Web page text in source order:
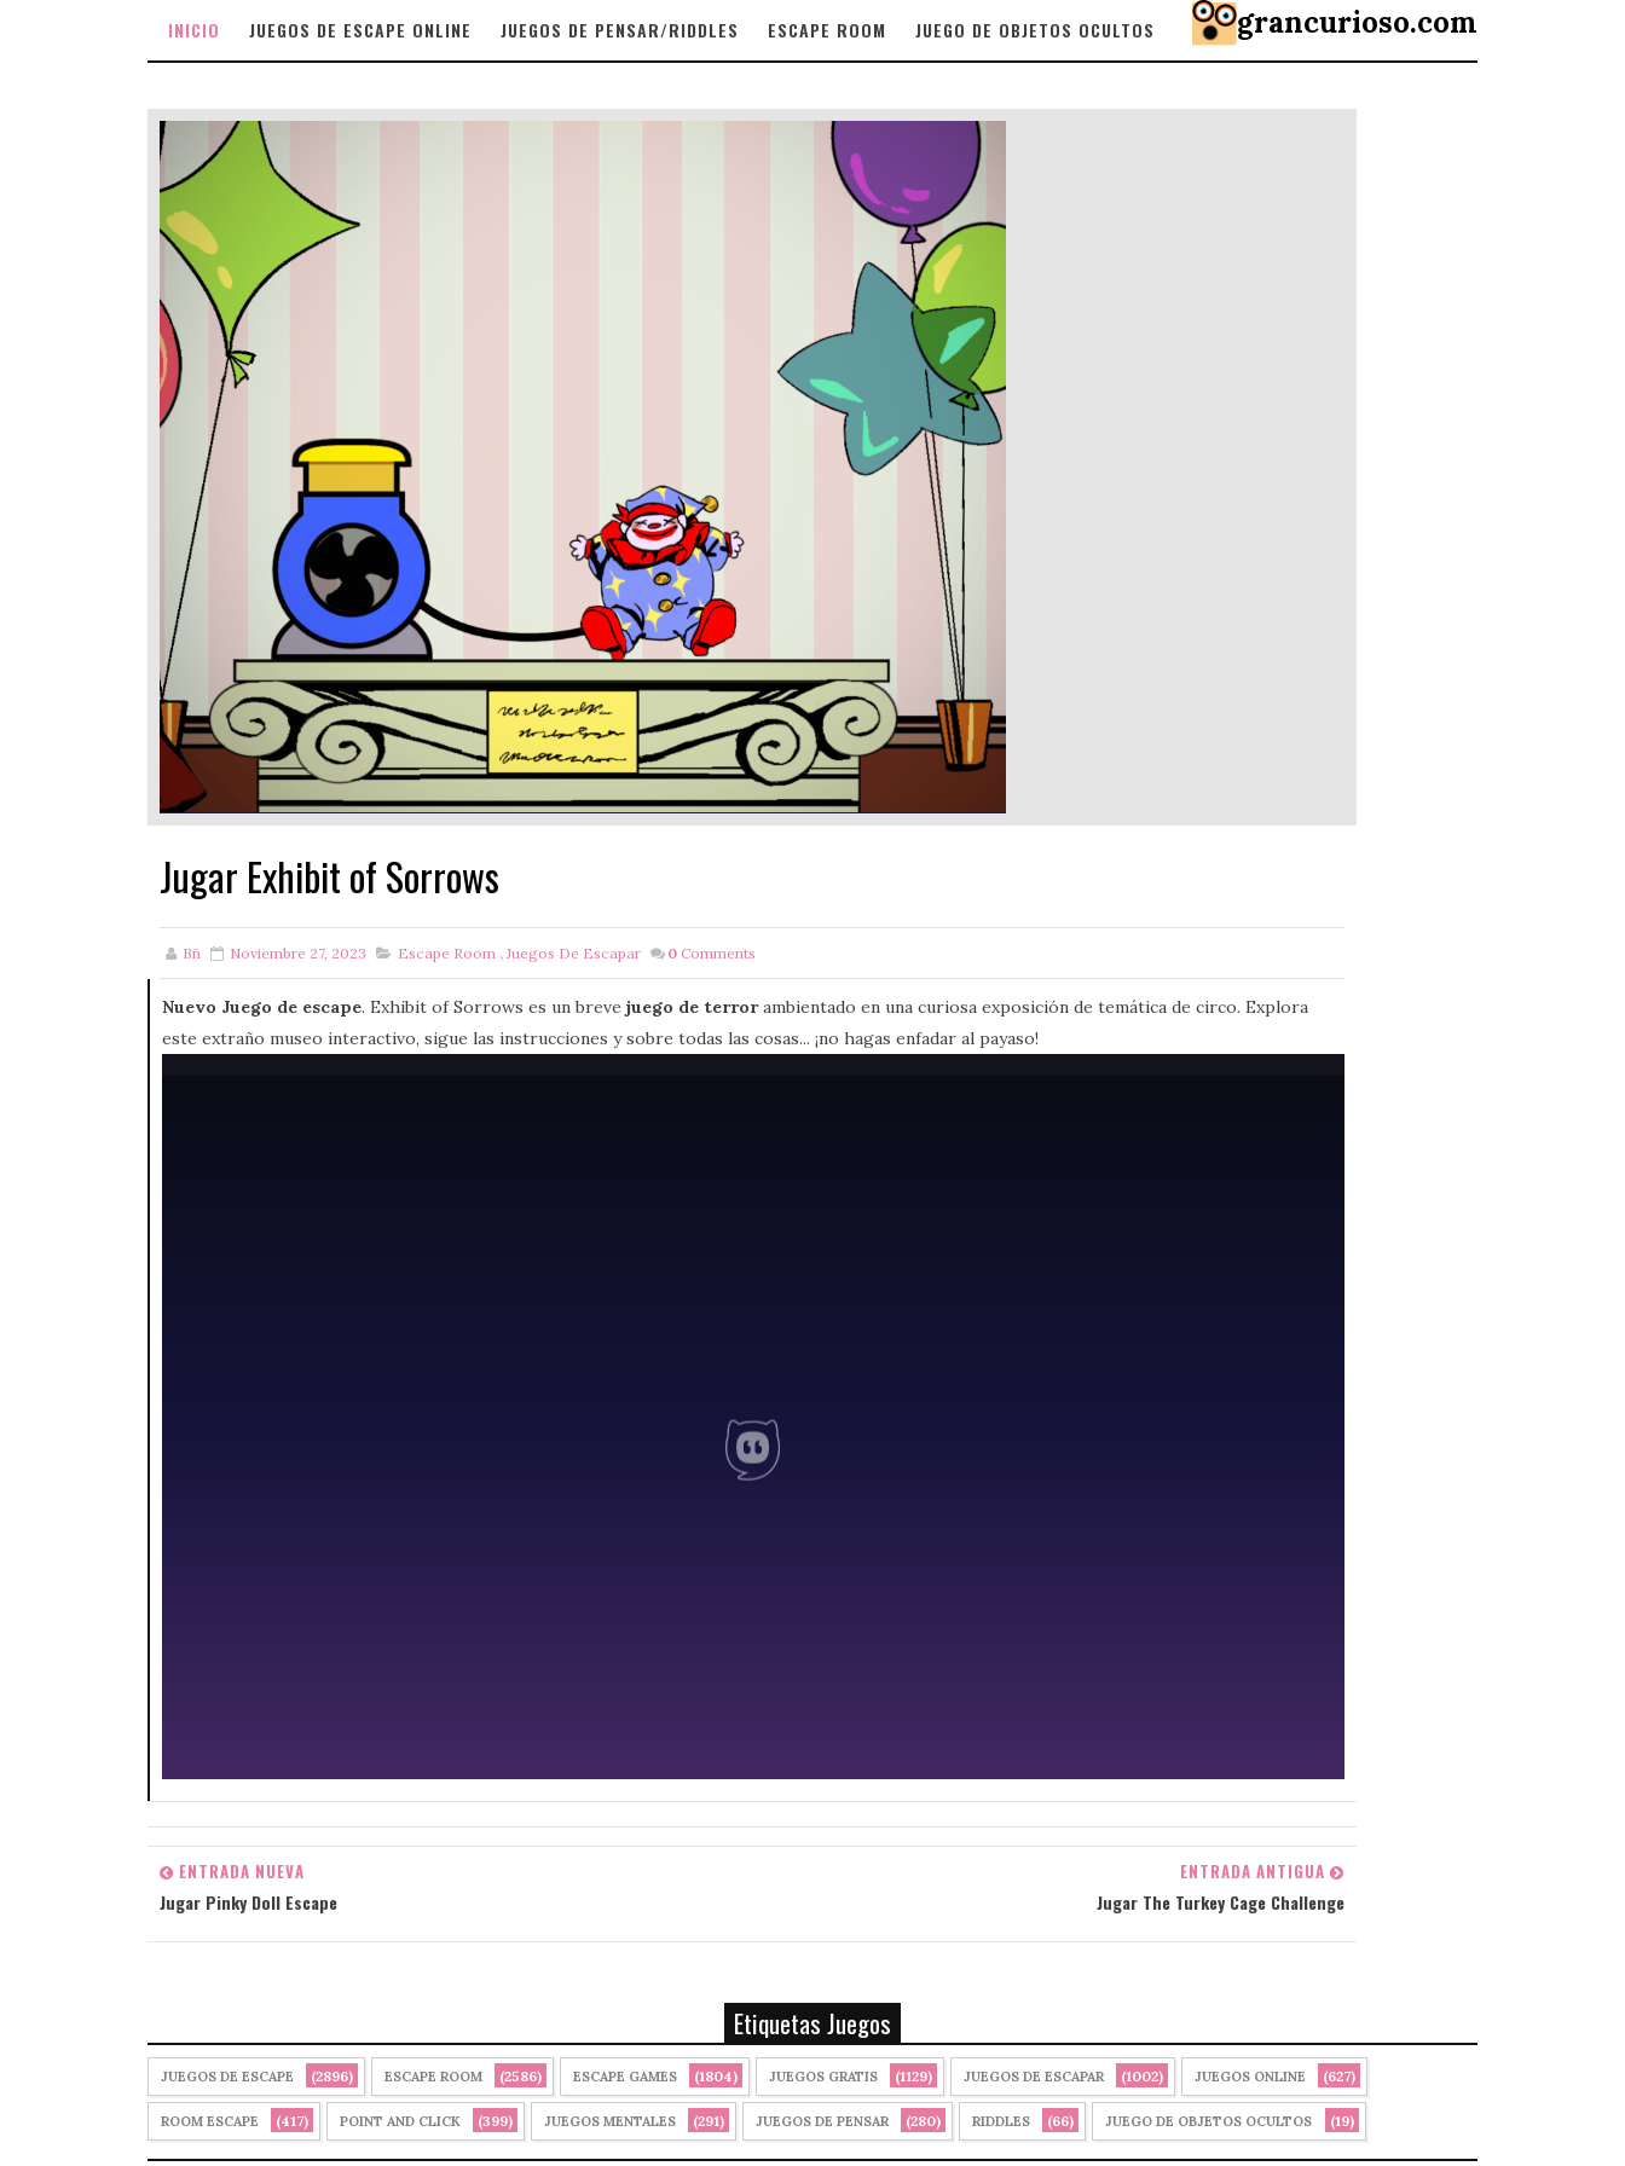
INICIO JUEGOS DE ESCAPE ONLINE JUEGOS DE PENSAR/RIDDLES ESCAPE ROOM JUEGO DE OBJETOS OCULTOS grancurioso.com
Jugar Exhibit of Sorrows
Bñ Noviembre 27, 2023 Escape Room , Juegos De Escapar 0 Comments
Nuevo Juego de escape. Exhibit of Sorrows es un breve juego de terrorambientado en una curiosa exposición de temática de circo. Explora
este extraño museo interactivo, sigue las instrucciones y sobre todas las cosas... ¡no hagas enfadar al payaso!
ENTRADA NUEVA
Jugar Pinky Doll Escape
ENTRADA ANTIGUA
Jugar The Turkey Cage Challenge
Etiquetas Juegos
JUEGOS DE ESCAPE (2896) ESCAPE ROOM (2586) ESCAPE GAMES (1804) JUEGOS GRATIS (1129) JUEGOS DE ESCAPAR (1002) JUEGOS ONLINE (627)
ROOM ESCAPE (417) POINT AND CLICK (399) JUEGOS MENTALES (291) JUEGOS DE PENSAR (280) RIDDLES (66) JUEGO DE OBJETOS OCULTOS (19)